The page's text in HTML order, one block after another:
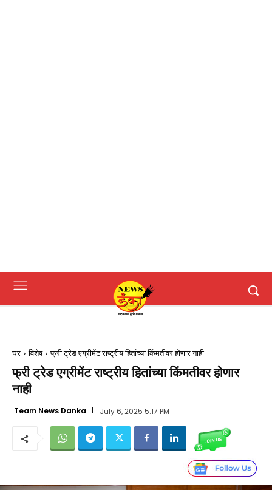
घर विशेष फ्री ट्रेड एग्रीमेंट राष्ट्रीय हितांच्या किंमतीवर होणार नाही
फ्री ट्रेड एग्रीमेंट राष्ट्रीय हितांच्या किंमतीवर होणार
नाही
Team News Danka July 6, 2025 5:17 PM